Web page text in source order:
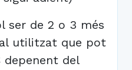
ser de 2 o 3 més
utilitzat que pot
del